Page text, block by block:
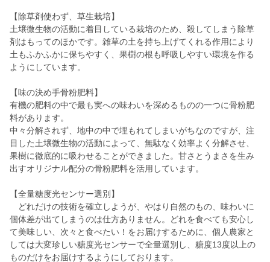
【除草剤使わず、草生栽培】
土壌微生物の活動に着目している栽培のため、殺してしまう除草
剤はもってのほかです。雑草の土を持ち上げてくれる作用により
土もふかふかに保ちやすく、果樹の根も呼吸しやすい環境を作る
ようにしています。
【味の決め手骨粉肥料】
有機の肥料の中で最も実への味わいを深めるものの一つに骨粉肥
料があります。
中々分解されず、地中の中で埋もれてしまいがちなのですが、注
目した土壌微生物の活動によって、無駄なく効率よく分解させ、
果樹に徹底的に吸わせることができました。甘さとうまさを生み
出すオリジナル配分の骨粉肥料を活用しています。
【全量糖度光センサー選別】
どれだけの技術を確立しようが、やはり自然のもの、味わいに
個体差が出てしまうのは仕方ありません。どれを食べても安心し
て美味しい、次々と食べたい！をお届けするために、個人農家と
しては大変珍しい糖度光センサーで全量選別し、糖度13度以上の
ものだけをお届けするようにしております。